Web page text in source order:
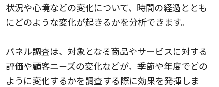
状況や心境などの変化について、時間の経過ととも
にどのような変化が起きるかを分析できます。
パネル調査は、対象となる商品やサービスに対する
評価や顧客ニーズの変化などが、季節や年度でどの
ように変化するかを調査する際に効果を発揮しま